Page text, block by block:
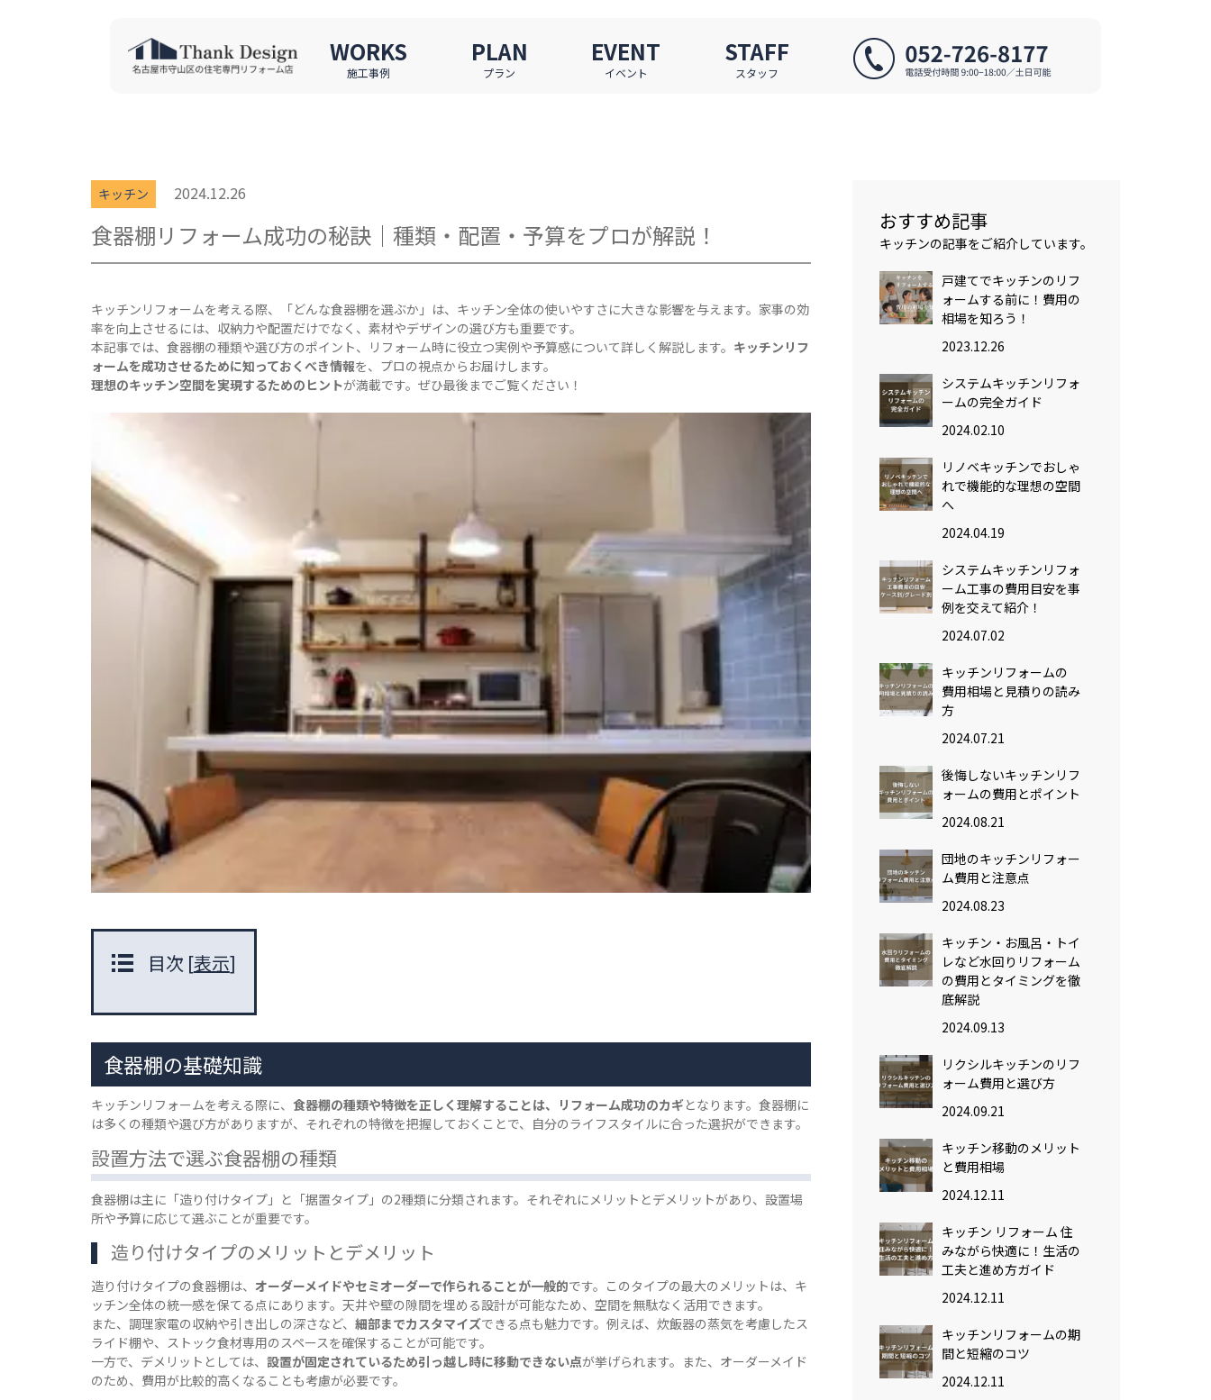
WORKS
施工事例
PLAN
プラン
EVENT
イベント
STAFF
スタッフ
キッチン 2024.12.26
食器棚リフォーム成功の秘訣｜種類・配置・予算をプロが解説！
キッチンリフォームを考える際、「どんな食器棚を選ぶか」は、キッチン全体の使いやすさに大きな影響を与えます。家事の効
率を向上させるには、収納力や配置だけでなく、素材やデザインの選び方も重要です。
本記事では、食器棚の種類や選び方のポイント、リフォーム時に役立つ実例や予算感について詳しく解説します。 キッチンリフ
ォームを成功させるために知っておくべき情報を、プロの視点からお届けします。
理想のキッチン空間を実現するためのヒントが満載です。ぜひ最後までご覧ください！
目次 [表示]
食器棚の基礎知識
キッチンリフォームを考える際に、 食器棚の種類や特徴を正しく理解することは、リフォーム成功のカギとなります。食器棚に
は多くの種類や選び方がありますが、それぞれの特徴を把握しておくことで、自分のライフスタイルに合った選択ができます。
設置方法で選ぶ食器棚の種類
食器棚は主に「造り付けタイプ」と「据置タイプ」の2種類に分類されます。それぞれにメリットとデメリットがあり、設置場
所や予算に応じて選ぶことが重要です。
造り付けタイプのメリットとデメリット
造り付けタイプの食器棚は、 オーダーメイドやセミオーダーで作られることが一般的です。このタイプの最大のメリットは、キ
ッチン全体の統一感を保てる点にあります。天井や壁の隙間を埋める設計が可能なため、空間を無駄なく活用できます。
また、調理家電の収納や引き出しの深さなど、 細部までカスタマイズできる点も魅力です。例えば、炊飯器の蒸気を考慮したス
ライド棚や、ストック食材専用のスペースを確保することが可能です。
一方で、デメリットとしては、 設置が固定されているため引っ越し時に移動できない点が挙げられます。また、オーダーメイド
のため、費用が比較的高くなることも考慮が必要です。
おすすめ記事
キッチンの記事をご紹介しています。
戸建てでキッチンのリフ
ォームする前に！費用の
相場を知ろう！
2023.12.26
システムキッチンリフォ
ームの完全ガイド
2024.02.10
リノベキッチンでおしゃ
れで機能的な理想の空間
へ
2024.04.19
システムキッチンリフォ
ーム工事の費用目安を事
例を交えて紹介！
2024.07.02
キッチンリフォームの
費用相場と見積りの読み
方
2024.07.21
後悔しないキッチンリフ
ォームの費用とポイント
2024.08.21
団地のキッチンリフォー
ム費用と注意点
2024.08.23
キッチン・お風呂・トイ
レなど水回りリフォーム
の費用とタイミングを徹
底解説
2024.09.13
リクシルキッチンのリフ
ォーム費用と選び方
2024.09.21
キッチン移動のメリット
と費用相場
2024.12.11
キッチン リフォーム 住
みながら快適に！生活の
工夫と進め方ガイド
2024.12.11
キッチンリフォームの期
間と短縮のコツ
2024.12.11